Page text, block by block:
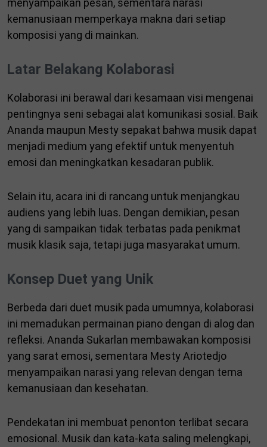
menyampaikan pesan, sementara narasi
kemanusiaan memperkaya makna dari setiap
komposisi yang di mainkan.
Latar Belakang Kolaborasi
Kolaborasi ini berawal dari kesamaan visi mengenai
pentingnya seni sebagai alat komunikasi sosial. Baik
Ananda maupun Mesty sepakat bahwa musik dapat
menjadi medium yang efektif untuk menyentuh
emosi dan meningkatkan kesadaran publik.
Selain itu, acara ini di rancang untuk menjangkau
audiens yang lebih luas. Dengan demikian, pesan
yang di sampaikan tidak terbatas pada penikmat
musik klasik saja, tetapi juga masyarakat umum.
Konsep Duet yang Unik
Berbeda dari duet musik pada umumnya, kolaborasi
ini memadukan permainan piano dengan di alog dan
refleksi. Ananda Sukarlan membawakan komposisi
yang sarat emosi, sementara Mesty Ariotedjo
menyampaikan narasi yang relevan dengan tema
kemanusiaan dan kesehatan.
Pendekatan ini membuat penonton terlibat secara
emosional. Musik dan kata-kata saling melengkapi,